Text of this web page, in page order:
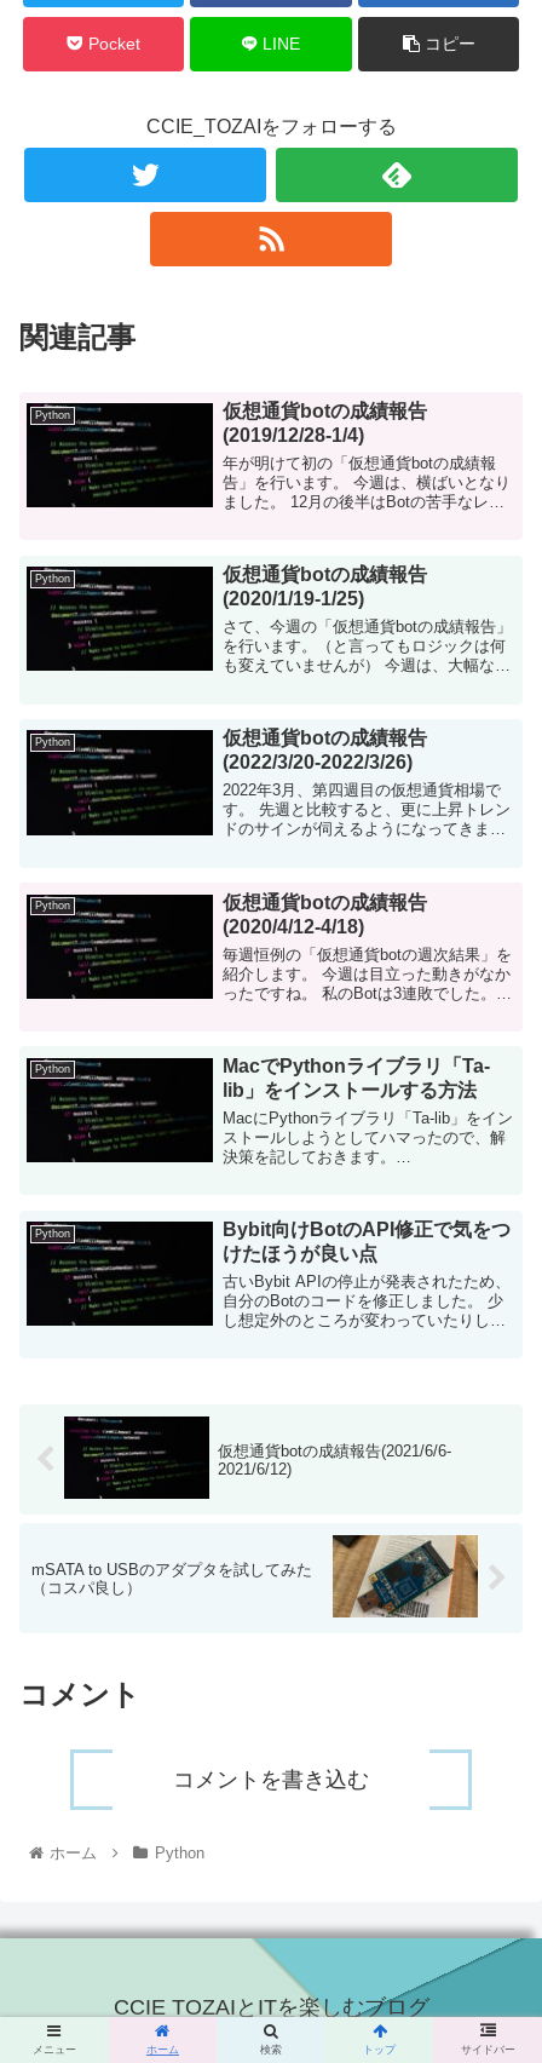
Pocket LINE コピー
CCIE_TOZAIをフォローする
関連記事
Python
仮想通貨botの成績報告
(2019/12/28-1/4)
年が明けて初の「仮想通貨botの成績報
告」を行います。 今週は、横ばいとなり
ました。 12月の後半はBotの苦手なレン
Python
仮想通貨botの成績報告
(2020/1/19-1/25)
さて、今週の「仮想通貨botの成績報告」
を行います。（と言ってもロジックは何
も変えていませんが） 今週は、大幅な増
を自動で売買するツール...
Python
仮想通貨botの成績報告
(2022/3/20-2022/3/26)
2022年3月、第四週目の仮想通貨相場で
す。 先週と比較すると、更に上昇トレン
ドのサインが伺えるようになってきまし
Python
仮想通貨botの成績報告
(2020/4/12-4/18)
毎週恒例の「仮想通貨botの週次結果」を
紹介します。 今週は目立った動きがなか
ったですね。 私のBotは3連敗でした。
Python
MacでPythonライブラリ「Ta-
lib」をインストールする方法
MacにPythonライブラリ「Ta-lib」をイン
ストールしようとしてハマったので、解
決策を記しておきます。
Python
Bybit向けBotのAPI修正で気をつ
けたほうが良い点
古いBybit APIの停止が発表されたため、
自分のBotのコードを修正しました。 少
し想定外のところが変わっていたりした
仮想通貨botの成績報告(2021/6/6-
2021/6/12)
mSATA to USBのアダプタを試してみた
（コスパ良し）
コメント
コメントを書き込む
ホーム Python
CCIE TOZAIとITを楽しむブログ
© 2015 CCIE TOZAIとITを楽しむブログ.
メニュー ホーム 検索 トップ サイドバー